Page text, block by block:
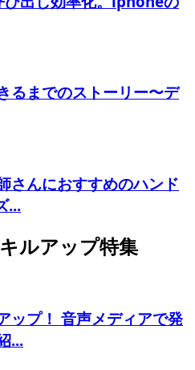
るまでのストーリー〜デ
さんにおすすめのハンド
...
ルアップ特集
ップ！ 音声メディアで発
...